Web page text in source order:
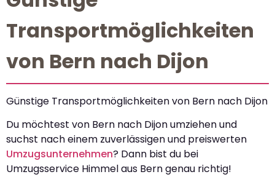
Transportmöglichkeiten
von Bern nach Dijon
Günstige Transportmöglichkeiten von Bern nach Dijon
Du möchtest von Bern nach Dijon umziehen und
suchst nach einem zuverlässigen und preiswerten
Umzugsunternehmen? Dann bist du bei
Umzugsservice Himmel aus Bern genau richtig!